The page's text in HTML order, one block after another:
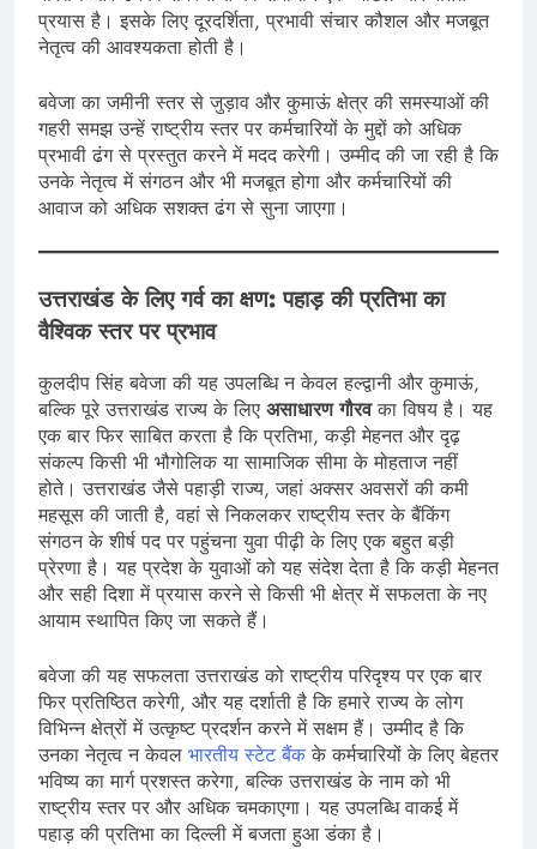
प्रयास है। इसके लिए दूरदर्शिता, प्रभावी संचार कौशल और मजबूत
नेतृत्व की आवश्यकता होती है।
बवेजा का जमीनी स्तर से जुड़ाव और कुमाऊं क्षेत्र की समस्याओं की
गहरी समझ उन्हें राष्ट्रीय स्तर पर कर्मचारियों के मुद्दों को अधिक
प्रभावी ढंग से प्रस्तुत करने में मदद करेगी। उम्मीद की जा रही है कि
उनके नेतृत्व में संगठन और भी मजबूत होगा और कर्मचारियों की
आवाज को अधिक सशक्त ढंग से सुना जाएगा।
उत्तराखंड के लिए गर्व का क्षण: पहाड़ की प्रतिभा का
वैश्विक स्तर पर प्रभाव
कुलदीप सिंह बवेजा की यह उपलब्धि न केवल हल्द्वानी और कुमाऊं,
बल्कि पूरे उत्तराखंड राज्य के लिए असाधारण गौरवका विषय है। यह
एक बार फिर साबित करता है कि प्रतिभा, कड़ी मेहनत और दृढ़
संकल्प किसी भी भौगोलिक या सामाजिक सीमा के मोहताज नहीं
होते। उत्तराखंड जैसे पहाड़ी राज्य, जहां अक्सर अवसरों की कमी
महसूस की जाती है, वहां से निकलकर राष्ट्रीय स्तर के बैंकिंग
संगठन के शीर्ष पद पर पहुंचना युवा पीढ़ी के लिए एक बहुत बड़ी
प्रेरणा है। यह प्रदेश के युवाओं को यह संदेश देता है कि कड़ी मेहनत
और सही दिशा में प्रयास करने से किसी भी क्षेत्र में सफलता के नए
आयाम स्थापित किए जा सकते हैं।
बवेजा की यह सफलता उत्तराखंड को राष्ट्रीय परिदृश्य पर एक बार
फिर प्रतिष्ठित करेगी, और यह दर्शाती है कि हमारे राज्य के लोग
विभिन्न क्षेत्रों में उत्कृष्ट प्रदर्शन करने में सक्षम हैं। उम्मीद है कि
उनका नेतृत्व न केवल भारतीय स्टेट बैंकके कर्मचारियों के लिए बेहतर
भविष्य का मार्ग प्रशस्त करेगा, बल्कि उत्तराखंड के नाम को भी
राष्ट्रीय स्तर पर और अधिक चमकाएगा। यह उपलब्धि वाकई में
पहाड़ की प्रतिभा का दिल्ली में बजता हुआ डंका है।